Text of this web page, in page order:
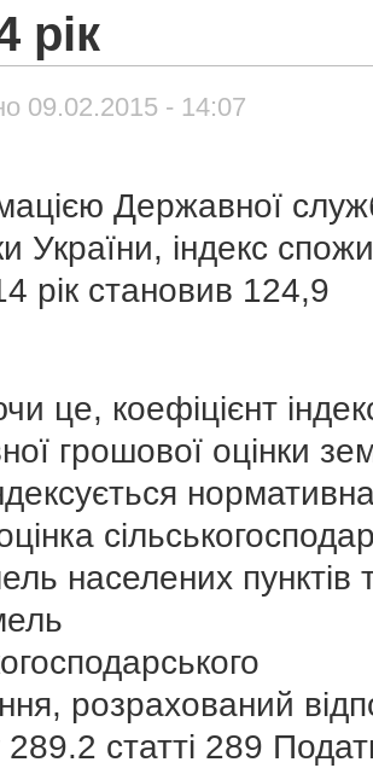
рік
09.02.2015 - 14:07
Державної
України, індекс
рік становив 124,9
це, коефіцієнт
грошової оцінки
населених пунктів
розрахований
289.2 статті 289